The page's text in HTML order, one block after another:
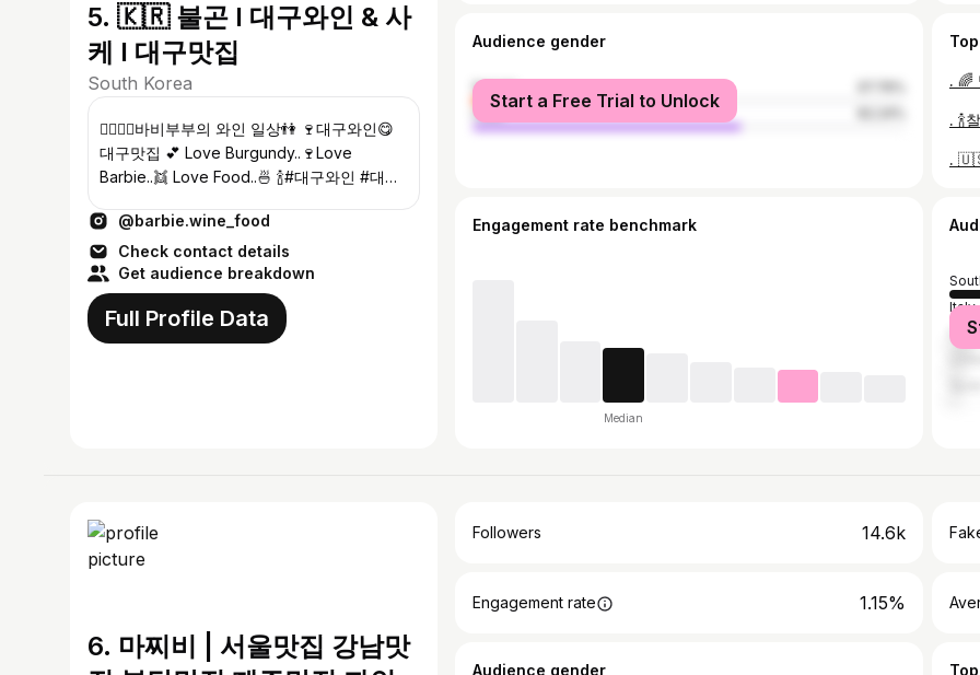
5. 🇰🇷 불곤 l 대구와인 & 사
케 l 대구맛집
South Korea
👩‍❤️‍💋‍👨바비부부의 와인 일상👫 🍷대구와인😋
대구맛집 💕 Love Burgundy..🍷Love
Barbie..👯 Love Food..🍜 🍾#대구와인 #대구
@barbie.wine_food
Check contact details
Get audience breakdown
Full Profile Data
Audience gender
female
male
Start a Free Trial to Unlock
Engagement rate benchmark
Median
Italy
6. 마찌비 | 서울맛집 강남맛
Followers 14.6k
Engagement rate 1.15%
Audience gender